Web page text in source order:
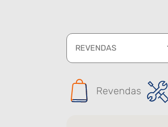
REVENDAS
Revendas